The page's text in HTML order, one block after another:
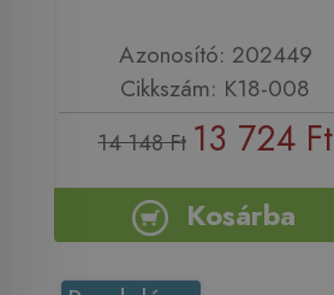
Azonosító: 202449
Cikkszám: K18-008
14 148 Ft 13 724 Ft
Kosárba